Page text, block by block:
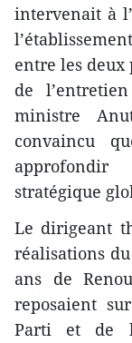
intervenait à
entre les deux
de
ministre
convaincu
stratégique
Le dirigeant
réalisations
ans de
reposaient
Parti et de